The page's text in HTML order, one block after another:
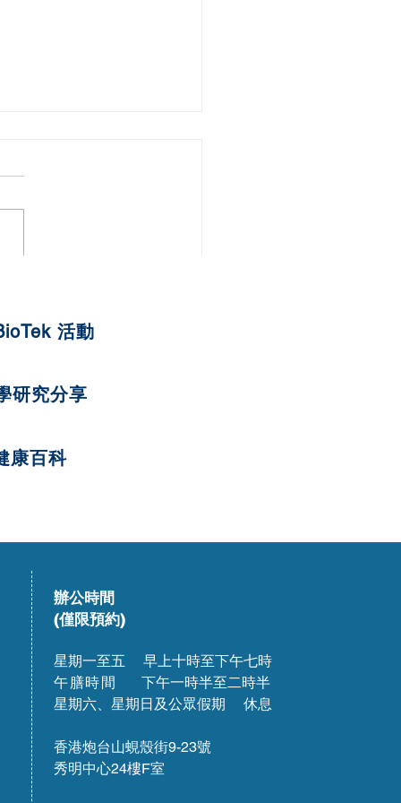
圓
活動
研究分享
康百科
辦公時間
(僅限預約)
星期一至五 早上十時至下午七時
午膳時間
下午一時半至二時半
星期六、星期日及公眾假期 休息
香港炮台山蜆殼街9-23號
秀明中心24樓F室